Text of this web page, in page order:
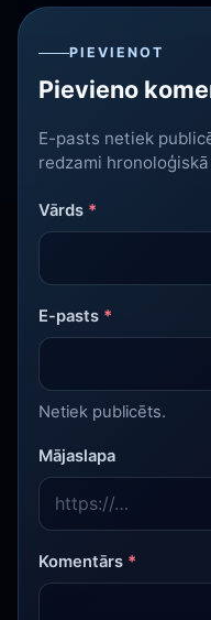
PIEVIENOT
Pievieno
E-pasts netiek
redzami
Vārds *
E-pasts *
Netiek publicēts.
Mājaslapa
Komentārs *